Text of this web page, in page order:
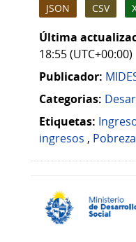
JSON CSV
Última
18:55 (UTC+00:00)
Publicador:
Categorias:
Etiquetas:
ingresos , Pobreza